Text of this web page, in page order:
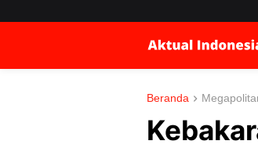
Beranda